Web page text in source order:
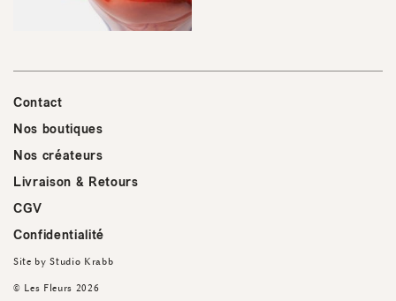
Contact
Nos boutiques
Nos créateurs
Livraison & Retours
CGV
Confidentialité
Site byStudio Krabb
© Les Fleurs 2026